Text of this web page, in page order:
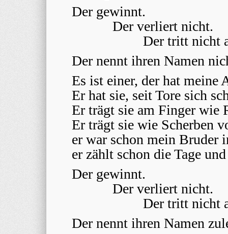
Der gewinnt.
Der verliert nicht.
Der tritt nicht
Der nennt ihren Namen
Es ist einer, der hat meine
Er hat sie, seit Tore sich
Er trägt sie am Finger wie
Er trägt sie wie Scherben
er war schon mein Bruder
er zählt schon die Tage
Der gewinnt.
Der verliert nicht.
Der tritt nicht
Der nennt ihren Namen